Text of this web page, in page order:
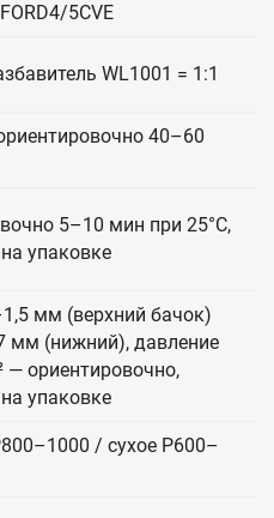
5CVE
WL1001 = 1:1
40–60
5–10 мин при 25°C,
упаковке
мм (верхний бачок)
мм (нижний), давление
— ориентировочно,
упаковке
/ сухое P600–